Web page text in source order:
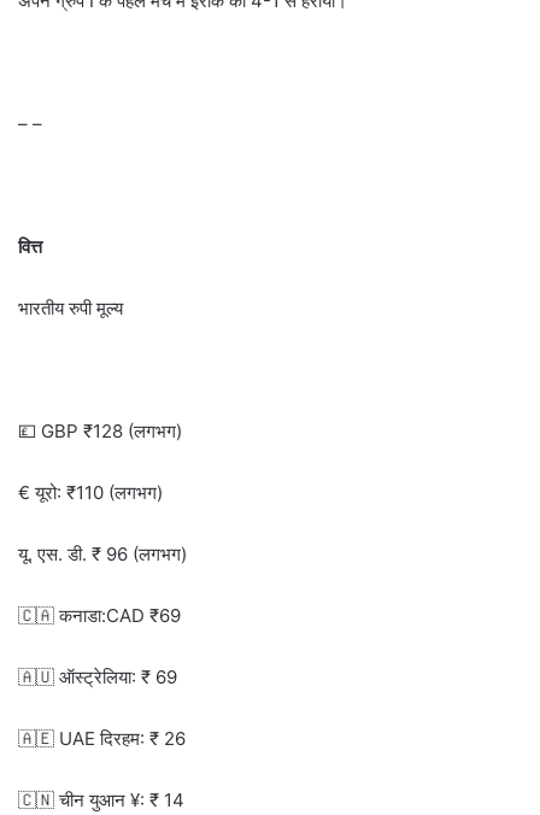
– –
वित्त
भारतीय रुपी मूल्य
💷 GBP ₹128 (लगभग)
€ यूरो: ₹110 (लगभग)
यू. एस. डी. ₹ 96 (लगभग)
🇨🇦 कनाडा:CAD ₹69
🇦🇺 ऑस्ट्रेलिया: ₹ 69
🇦🇪 UAE दिरहम: ₹ 26
🇨🇳 चीन युआन ¥: ₹ 14